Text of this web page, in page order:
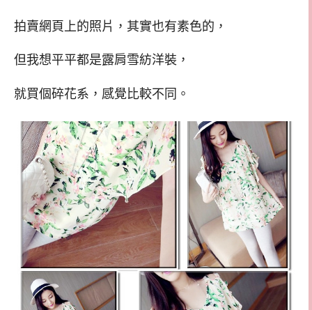
拍賣網頁上的照片，其實也有素色的，
但我想平平都是露肩雪紡洋裝，
就買個碎花系，感覺比較不同。